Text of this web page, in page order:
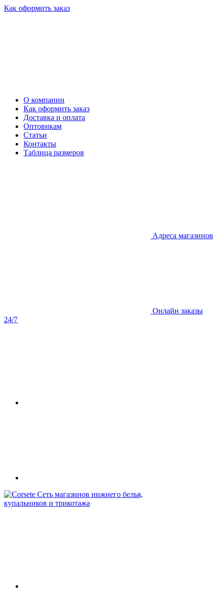
Как оформить заказ
О компании
Как оформить заказ
Доставка и оплата
Оптовикам
Статьи
Контакты
Таблица размеров
Адреса магазинов
Онлайн заказы
24/7
Сеть магазинов нижнего белья,
купальников и трикотажа